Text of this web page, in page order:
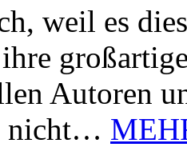
weil es
Autoren
nicht…